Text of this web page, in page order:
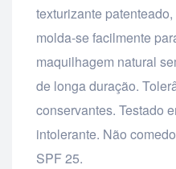
texturizante
molda-se facilmente
maquilhagem natural
de longa duração.
conservantes. Testado
intolerante. Não
SPF 25.